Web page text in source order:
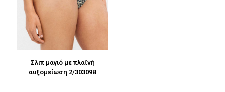
Σλιπ μαγιό με πλαϊνή
αυξομείωση 2/30309B